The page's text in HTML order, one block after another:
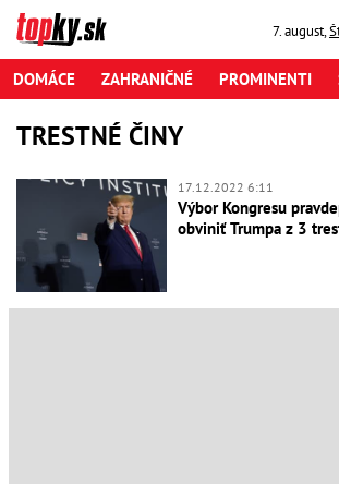
7. august,
DOMÁCE ZAHRANIČNÉ PROMINENTI
TRESTNÉ ČINY
17.12.2022 6:11
Výbor Kongresu
obviniť Trumpa z 3